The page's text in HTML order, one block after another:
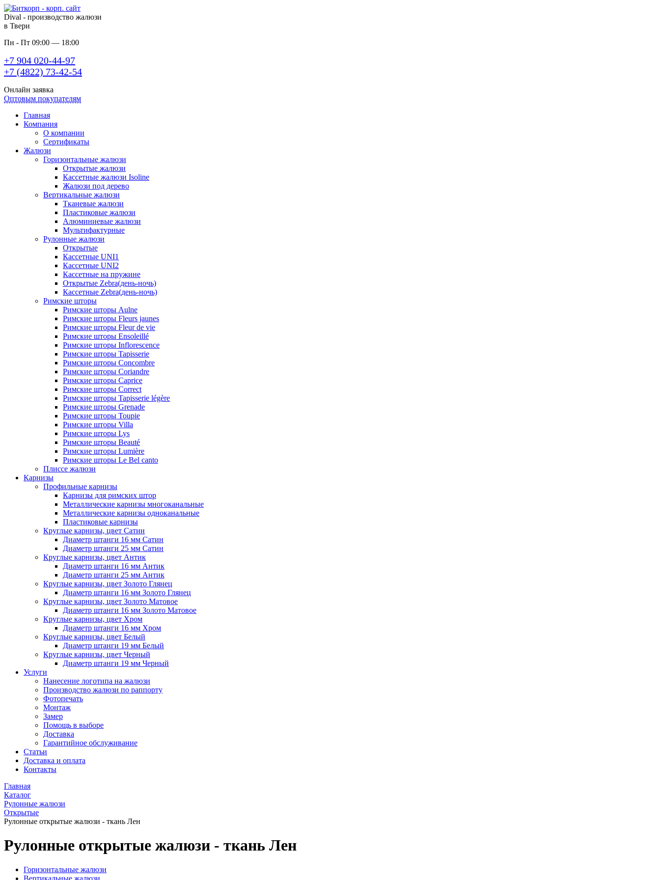
Dival - производство жалюзи
в Твери
Пн - Пт 09:00 — 18:00
+7 904 020-44-97
+7 (4822) 73-42-54
Онлайн заявка
Оптовым покупателям
Главная
Компания
О компании
Сертификаты
Жалюзи
Горизонтальные жалюзи
Открытые жалюзи
Кассетные жалюзи Isoline
Жалюзи под дерево
Вертикальные жалюзи
Тканевые жалюзи
Пластиковые жалюзи
Алюминиевые жалюзи
Мультифактурные
Рулонные жалюзи
Открытые
Кассетные UNI1
Кассетные UNI2
Кассетные на пружине
Открытые Zebra(день-ночь)
Кассетные Zebra(день-ночь)
Римские шторы
Римские шторы Aulne
Римские шторы Fleurs jaunes
Римские шторы Fleur de vie
Римские шторы Ensoleillé
Римские шторы Inflorescence
Римские шторы Tapisserie
Римские шторы Concombre
Римские шторы Coriandre
Римские шторы Caprice
Римские шторы Correct
Римские шторы Tapisserie légère
Римские шторы Grenade
Римские шторы Toupie
Римские шторы Villa
Римские шторы Lys
Римские шторы Beauté
Римские шторы Lumière
Римские шторы Le Bel canto
Плиссе жалюзи
Карнизы
Профильные карнизы
Карнизы для римских штор
Металлические карнизы многоканальные
Металлические карнизы одноканальные
Пластиковые карнизы
Круглые карнизы, цвет Сатин
Диаметр штанги 16 мм Сатин
Диаметр штанги 25 мм Сатин
Круглые карнизы, цвет Антик
Диаметр штанги 16 мм Антик
Диаметр штанги 25 мм Антик
Круглые карнизы, цвет Золото Глянец
Диаметр штанги 16 мм Золото Глянец
Круглые карнизы, цвет Золото Матовое
Диаметр штанги 16 мм Золото Матовое
Круглые карнизы, цвет Хром
Диаметр штанги 16 мм Хром
Круглые карнизы, цвет Белый
Диаметр штанги 19 мм Белый
Круглые карнизы, цвет Черный
Диаметр штанги 19 мм Черный
Услуги
Нанесение логотипа на жалюзи
Производство жалюзи по раппорту
Фотопечать
Монтаж
Замер
Помощь в выборе
Доставка
Гарантийное обслуживание
Статьи
Доставка и оплата
Контакты
Главная
Каталог
Рулонные жалюзи
Открытые
Рулонные открытые жалюзи - ткань Лен
Рулонные открытые жалюзи - ткань Лен
Горизонтальные жалюзи
Вертикальные жалюзи